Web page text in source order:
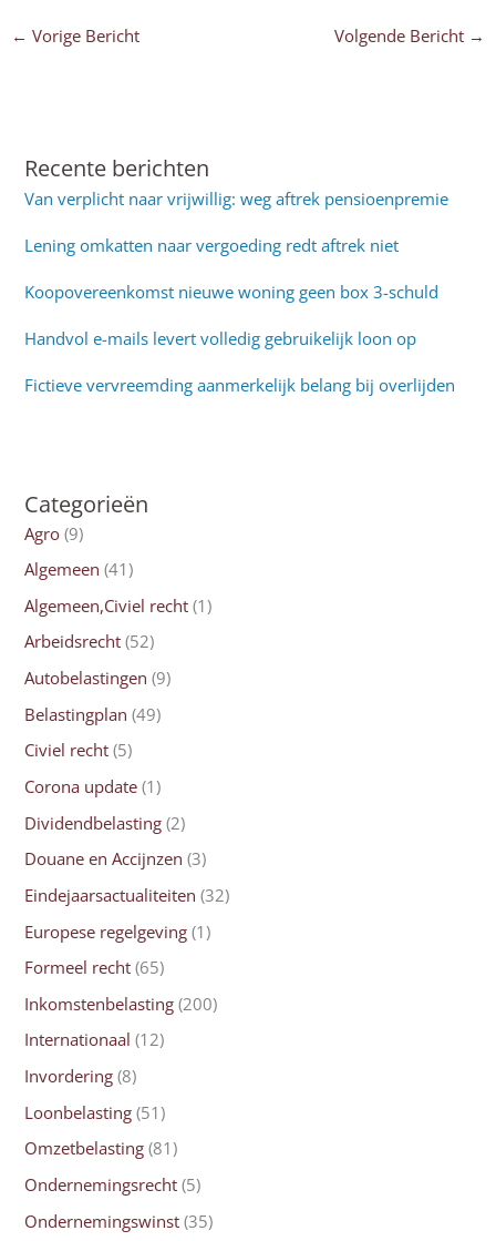
← Vorige Bericht Volgende Bericht →
Recente berichten
Van verplicht naar vrijwillig: weg aftrek pensioenpremie
Lening omkatten naar vergoeding redt aftrek niet
Koopovereenkomst nieuwe woning geen box 3-schuld
Handvol e-mails levert volledig gebruikelijk loon op
Fictieve vervreemding aanmerkelijk belang bij overlijden
Categorieën
Agro (9)
Algemeen (41)
Algemeen,Civiel recht (1)
Arbeidsrecht (52)
Autobelastingen (9)
Belastingplan (49)
Civiel recht (5)
Corona update (1)
Dividendbelasting (2)
Douane en Accijnzen (3)
Eindejaarsactualiteiten (32)
Europese regelgeving (1)
Formeel recht (65)
Inkomstenbelasting (200)
Internationaal (12)
Invordering (8)
Loonbelasting (51)
Omzetbelasting (81)
Ondernemingsrecht (5)
Ondernemingswinst (35)